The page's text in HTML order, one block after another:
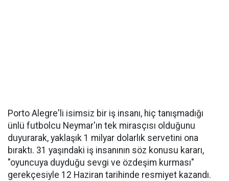
Porto Alegre'li isimsiz bir iş insanı, hiç tanışmadığı
ünlü futbolcu Neymar'ın tek mirasçısı olduğunu
duyurarak, yaklaşık 1 milyar dolarlık servetini ona
bıraktı. 31 yaşındaki iş insanının söz konusu kararı,
"oyuncuya duyduğu sevgi ve özdeşim kurması"
gerekçesiyle 12 Haziran tarihinde resmiyet kazandı.